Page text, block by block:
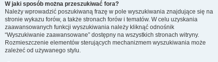
W jaki sposób można przeszukiwać fora?
Należy wprowadzić poszukiwaną frazę w pole wyszukiwania znajdujące się na
stronie wykazu forów, a także stronach forów i tematów. W celu uzyskania
zaawansowanych funkcji wyszukiwania należy kliknąć odnośnik
“Wyszukiwanie zaawansowane” dostępny na wszystkich stronach witryny.
Rozmieszczenie elementów sterujących mechanizmem wyszukiwania może
zależeć od używanego stylu.